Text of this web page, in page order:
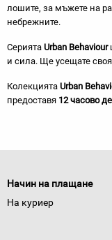
лошите, за мъжете на
небрежните.
Серията Urban Behaviour
и сила. Ще усещате
Колекцията Urban
предоставя 12 часово
Начин на плащане
На куриер